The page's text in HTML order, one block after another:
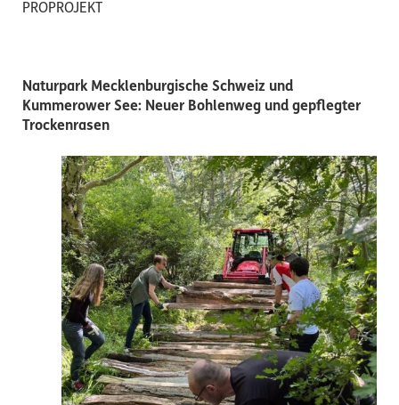
PROPROJEKT
Naturpark Mecklenburgische Schweiz und
Kummerower See: Neuer Bohlenweg und gepflegter
Trockenrasen